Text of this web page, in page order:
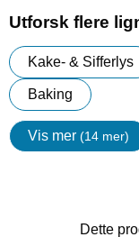
Utforsk flere
Kake- & Sifferlys
Baking
Vis mer (14 mer)
Dette